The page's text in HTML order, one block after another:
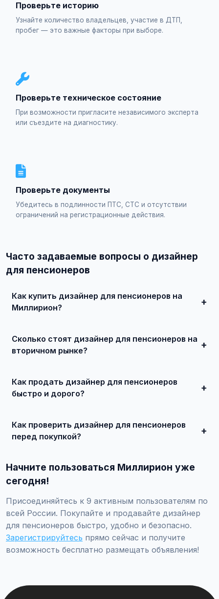
Проверьте историю
Узнайте количество владельцев, участие в ДТП,
пробег — это важные факторы при выборе.
Проверьте техническое состояние
При возможности пригласите независимого эксперта
или съездите на диагностику.
Проверьте документы
Убедитесь в подлинности ПТС, СТС и отсутствии
ограничений на регистрационные действия.
Часто задаваемые вопросы о дизайнер
для пенсионеров
Как купить дизайнер для пенсионеров на
Миллирион?
встрече и совершите сделку. Для дорогих автомобилей
рекомендуется провести независимую экспертизу.
Сколько стоят дизайнер для пенсионеров на
вторичном рынке?
представлены предложения от 50 000 ₽ до нескольких
миллионов рублей.
Как продать дизайнер для пенсионеров
быстро и дорого?
необходимости воспользуйтесь платным продвижением
— ваше объявление поднимется в топ.
Как проверить дизайнер для пенсионеров
перед покупкой?
технического состояния и проверки пробега.
Начните пользоваться Миллирион уже
сегодня!
Присоединяйтесь к 9 активным пользователям по
всей России. Покупайте и продавайте дизайнер
для пенсионеров быстро, удобно и безопасно.
Зарегистрируйтесь прямо сейчас и получите
возможность бесплатно размещать объявления!